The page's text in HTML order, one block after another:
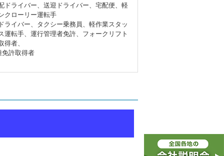
ドライバー、送迎ドライバー、宅配便、軽
クローリー運転手
ライバー、タクシー乗務員、軽作業スタッ
転手、運行管理者免許、フォークリフト
者、
免許取得者